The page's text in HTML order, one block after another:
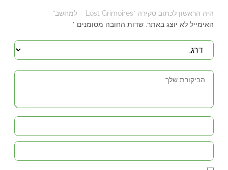
היה הראשון לכתוב סקירה “Lost Grimoires – למחשב”
האימייל לא יוצג באתר. שדות החובה מסומנים *